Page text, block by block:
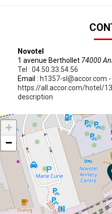
Novotel
1 avenue Berthollet 74000
Tel : 04.50.33.54.56
Email : h1357-sl@accor.com
https://all.accor.com/hotel/
description
+
−